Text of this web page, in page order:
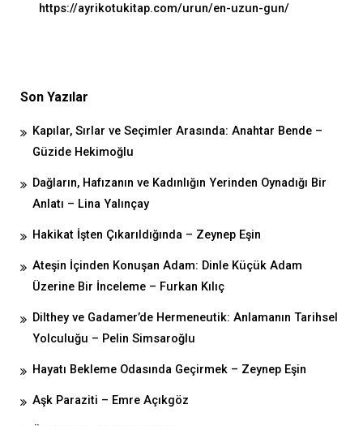
https://ayrikotukitap.com/urun/en-uzun-gun/
Son Yazılar
Kapılar, Sırlar ve Seçimler Arasında: Anahtar Bende –
Güzide Hekimoğlu
Dağların, Hafızanın ve Kadınlığın Yerinden Oynadığı Bir
Anlatı – Lina Yalınçay
Hakikat İşten Çıkarıldığında – Zeynep Eşin
Ateşin İçinden Konuşan Adam: Dinle Küçük Adam
Üzerine Bir İnceleme – Furkan Kılıç
Dilthey ve Gadamer’de Hermeneutik: Anlamanın Tarihsel
Yolculuğu – Pelin Simsaroğlu
Hayatı Bekleme Odasında Geçirmek – Zeynep Eşin
Aşk Paraziti – Emre Açıkgöz